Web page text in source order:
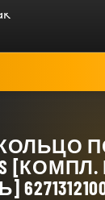
[КОМПЛ.